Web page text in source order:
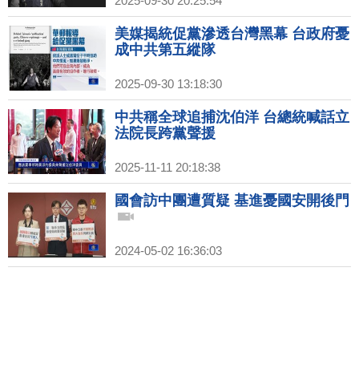
美媒揭統促黨滲透台灣黑幕 台政府憂
成中共第五縱隊
2025-09-30 13:18:30
中共稱全球追捕沈伯洋 台總統喊話立
法院長跨黨聲援
2025-11-11 20:18:38
國會訪中團遭質疑 基進憂國安開後門
2024-05-02 16:36:03